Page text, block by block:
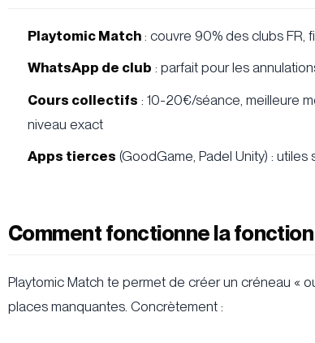
Playtomic Match: couvre 90% des clubs FR,
WhatsApp de club : parfait pour les
Cours collectifs : 10-20€/séance, meilleure
niveau exact
Apps tierces (GoodGame, Padel Unity) :
Comment fonctionne la
Playtomic Match te permet de créer un créneau «
places manquantes. Concrètement :